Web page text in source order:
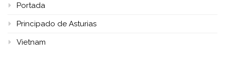
Portada
Principado de Asturias
Vietnam